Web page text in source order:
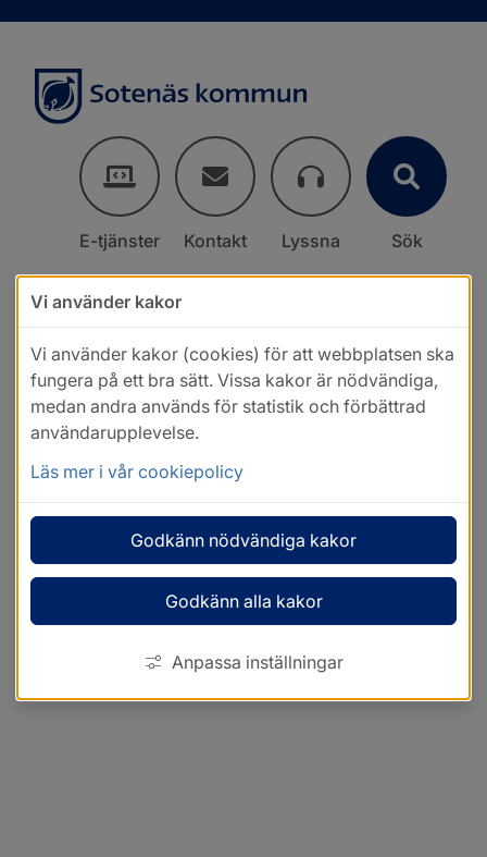
E-tjänster Kontakt Lyssna Sök
Vi använder kakor
Vi använder kakor (cookies) för att webbplatsen ska
fungera på ett bra sätt. Vissa kakor är nödvändiga,
medan andra används för statistik och förbättrad
användarupplevelse.
Läs mer i vår cookiepolicy
Godkänn nödvändiga kakor
Godkänn alla kakor
Anpassa inställningar